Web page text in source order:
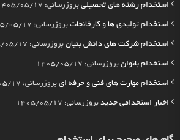
استخدام رشته های تحصیلی بروزرسانی: 1405/05/17
استخدام تولیدی ها و کارخانجات بروزرسانی: 1405/05/17
استخدام شرکت های دانش بنیان بروزرسانی: 1405/05/17
استخدام بانوان بروزرسانی: 1405/05/17
استخدام مهارت های فنی و حرفه ای بروزرسانی: 1405/05/17
اخبار استخدامی جدید بروزرسانی: 1405/05/17